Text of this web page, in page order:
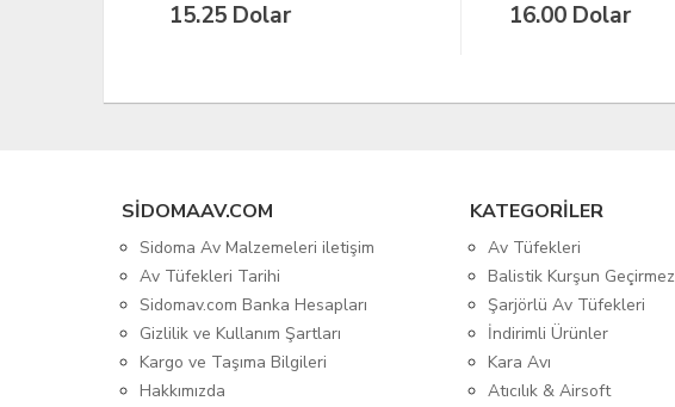
16.00 Dolar 4.001,73 TL
SIDOMAAV.COM
Sidoma Av Malzemeleri iletişim
Av Tüfekleri Tarihi
Sidomav.com Banka Hesapları
Gizlilik ve Kullanım Şartları
Kargo ve Taşıma Bilgileri
Hakkımızda
KATEGORİLER
Av Tüfekleri
Balistik Kurşun Geçirmez
Şarjörlü Av Tüfekleri
İndirimli Ürünler
Kara Avı
Atıcılık & Airsoft